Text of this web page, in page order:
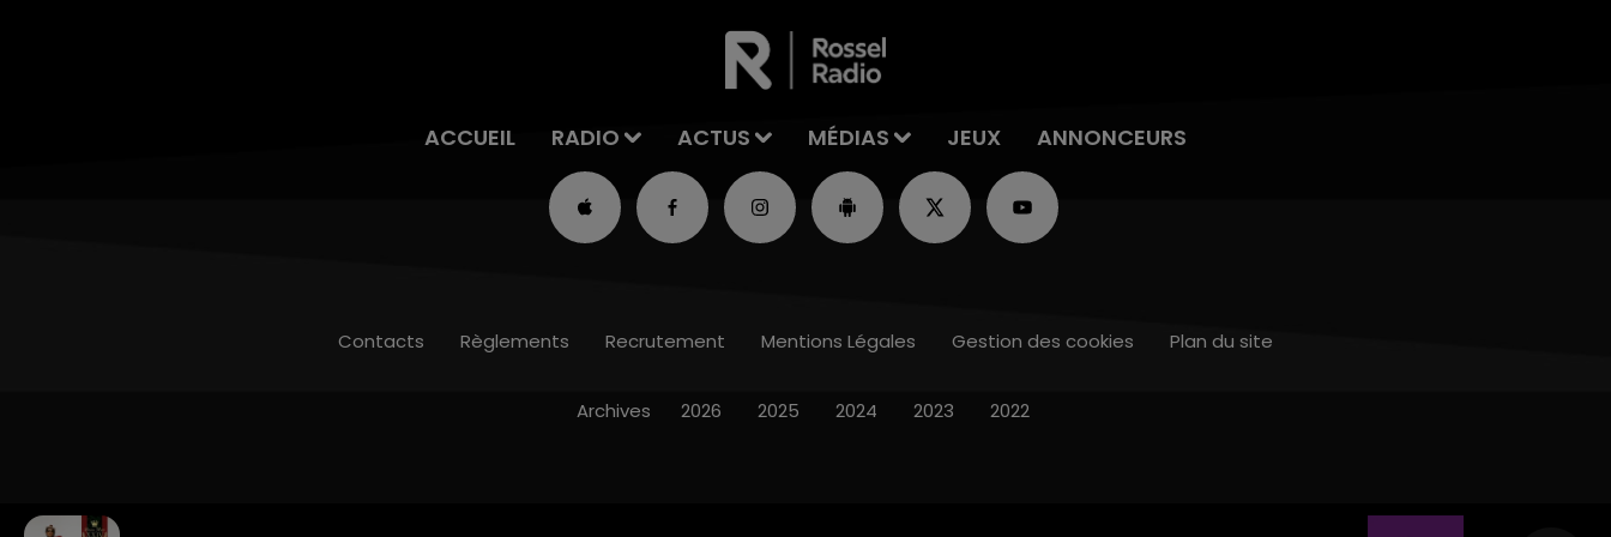
ACCUEIL RADIO ACTUS MÉDIAS JEUX ANNONCEURS
Contacts Règlements Recrutement Mentions Légales Gestion des cookies Plan du site
Archives 2026 2025 2024 2023 2022